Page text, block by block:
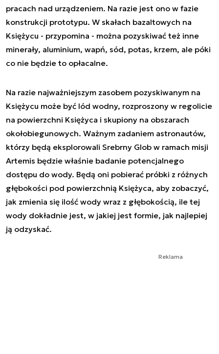
pracach nad urządzeniem. Na razie jest ono w fazie
konstrukcji prototypu. W skałach bazaltowych na
Księżycu - przypomina - można pozyskiwać też inne
minerały, aluminium, wapń, sód, potas, krzem, ale póki
co nie będzie to opłacalne.
Na razie najważniejszym zasobem pozyskiwanym na
Księżycu może być lód wodny, rozproszony w regolicie
na powierzchni Księżyca i skupiony na obszarach
okołobiegunowych. Ważnym zadaniem astronautów,
którzy będą eksplorowali Srebrny Glob w ramach misji
Artemis będzie właśnie badanie potencjalnego
dostępu do wody. Będą oni pobierać próbki z różnych
głębokości pod powierzchnią Księżyca, aby zobaczyć,
jak zmienia się ilość wody wraz z głębokością, ile tej
wody dokładnie jest, w jakiej jest formie, jak najlepiej
ją odzyskać.
Reklama